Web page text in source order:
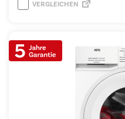
VERGLEICHEN